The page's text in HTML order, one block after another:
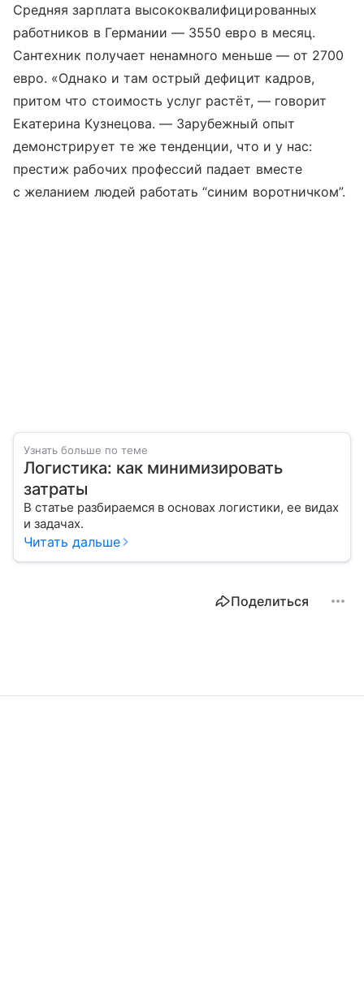
Средняя зарплата высококвалифицированных
работников в Германии — 3550 евро в месяц.
Сантехник получает ненамного меньше — от 2700
евро. «Однако и там острый дефицит кадров,
притом что стоимость услуг растёт, — говорит
Екатерина Кузнецова. — Зарубежный опыт
демонстрирует те же тенденции, что и у нас:
престиж рабочих профессий падает вместе
с желанием людей работать “синим воротничком”.
Узнать больше по теме
Логистика: как минимизировать
затраты
В статье разбираемся в основах логистики, ее видах
и задачах.
Читать дальше
Поделиться